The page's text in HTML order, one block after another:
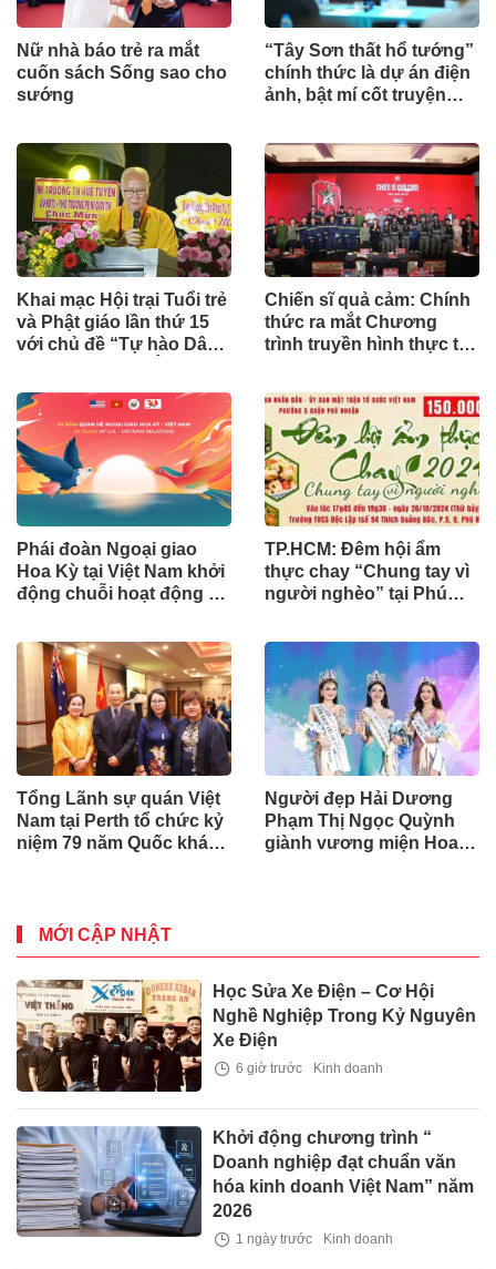
Nữ nhà báo trẻ ra mắt
cuốn sách Sống sao cho
sướng
“Tây Sơn thất hổ tướng”
chính thức là dự án điện
ảnh, bật mí cốt truyện
Khai mạc Hội trại Tuổi trẻ
và Phật giáo lần thứ 15
với chủ đề “Tự hào Dân
Chiến sĩ quả cảm: Chính
thức ra mắt Chương
trình truyền hình thực tế
tiên được đầu tư hoành
tráng, mãn nhãn
Phái đoàn Ngoại giao
Hoa Kỳ tại Việt Nam khởi
động chuỗi hoạt động kỷ
Hoa Kỳ - Việt Nam
TP.HCM: Đêm hội ẩm
thực chay “Chung tay vì
người nghèo” tại Phú
Tổng Lãnh sự quán Việt
Nam tại Perth tổ chức kỷ
niệm 79 năm Quốc khánh
Người đẹp Hải Dương
Phạm Thị Ngọc Quỳnh
giành vương miện Hoa
MỚI CẬP NHẬT
Học Sửa Xe Điện – Cơ Hội
Nghề Nghiệp Trong Kỷ Nguyên
Xe Điện
6 giờ trước Kinh doanh
Khởi động chương trình “
Doanh nghiệp đạt chuẩn văn
hóa kinh doanh Việt Nam” năm
2026
1 ngày trước Kinh doanh